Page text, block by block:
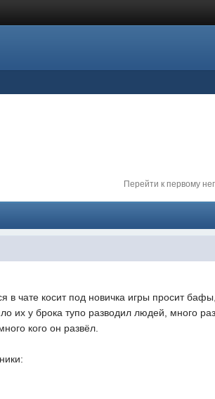
Перейти к первому
в чате косит под новичка игры просит
их у брока тупо разводил людей, много
кого он развёл.